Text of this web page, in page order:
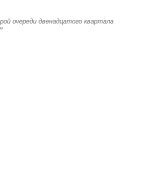
очереди двенадцатого квартала